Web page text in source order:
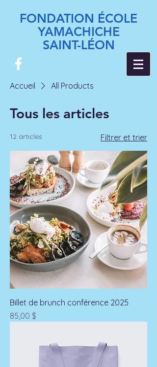
FONDATION ÉCOLE
YAMACHICHE
SAINT-LÉON
Accueil All Products
Tous les articles
12 articles Filtrer et trier
Billet de brunch conférence 2025
Prix
85,00 $